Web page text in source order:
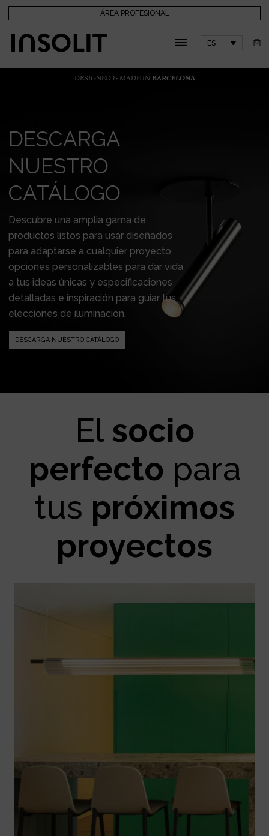
ÁREA PROFESIONAL
ES
DESIGNED & MADE IN BARCELONA
DESCARGA
NUESTRO
CATÁLOGO
Descubre una amplia gama de
productos listos para usar diseñados
para adaptarse a cualquier proyecto,
opciones personalizables para dar vida
a tus ideas únicas y especificaciones
detalladas e inspiración para guiar tus
elecciones de iluminación.
DESCARGA NUESTRO CATÁLOGO
El socio
perfecto para
tus próximos
proyectos